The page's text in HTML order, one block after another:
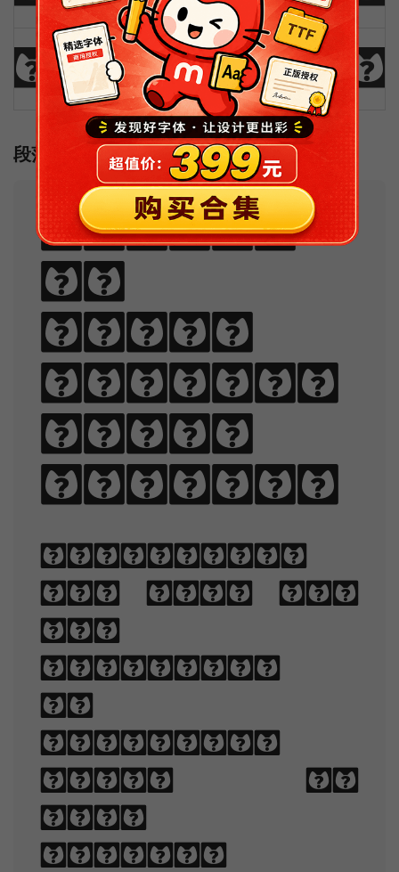
:;"'<>,./\
段落样例
Sphinx
of
black
quartz,
judge
my vow.
Typography
is the art
and
technique
of
arranging
type to
make
written